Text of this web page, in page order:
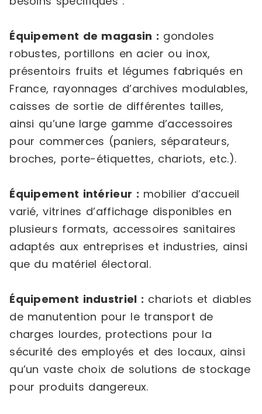
Équipement de magasin : gondoles
robustes, portillons en acier ou inox,
présentoirs fruits et légumes fabriqués en
France, rayonnages d’archives modulables,
caisses de sortie de différentes tailles,
ainsi qu’une large gamme d’accessoires
pour commerces (paniers, séparateurs,
broches, porte-étiquettes, chariots, etc.).
Équipement intérieur : mobilier d’accueil
varié, vitrines d’affichage disponibles en
plusieurs formats, accessoires sanitaires
adaptés aux entreprises et industries, ainsi
que du matériel électoral.
Équipement industriel : chariots et diables
de manutention pour le transport de
charges lourdes, protections pour la
sécurité des employés et des locaux, ainsi
qu’un vaste choix de solutions de stockage
pour produits dangereux.